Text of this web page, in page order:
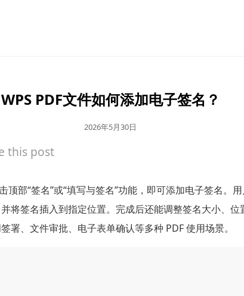
WPS PDF文件如何添加电子签名？
2026年5月30日
this post
顶部“签名”或“填写与签名”功能，即可添加电子签名。
将签名插入到指定位置。完成后还能调整签名大小、位
署、文件审批、电子表单确认等多种 PDF 使用场景。